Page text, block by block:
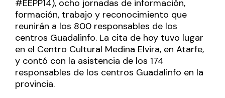
#EEPP14), ocho jornadas de información,
formación, trabajo y reconocimiento que
reunirán a los 800 responsables de los
centros Guadalinfo. La cita de hoy tuvo lugar
en el Centro Cultural Medina Elvira, en Atarfe,
y contó con la asistencia de los 174
responsables de los centros Guadalinfo en la
provincia.